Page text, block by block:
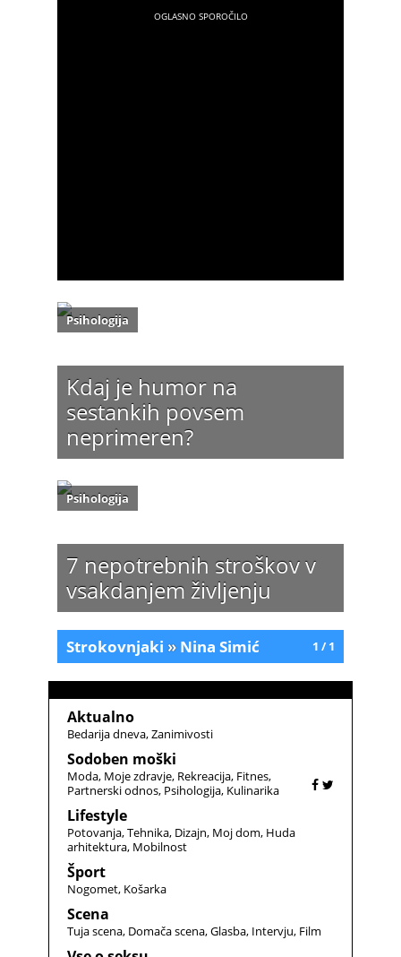
Kdaj je humor na
sestankih povsem
neprimeren?
Psihologija
7 nepotrebnih stroškov v
vsakdanjem življenju
Psihologija
1 / 1
Strokovnjaki » Nina Simić
Aktualno
Bedarija dneva Zanimivosti
Sodoben moški
Moda Moje zdravje Rekreacija Fitnes
Partnerski odnos Psihologija Kulinarika
Lifestyle
Potovanja Tehnika Dizajn Moj dom Huda
arhitektura Mobilnost
Šport
Nogomet Košarka
Scena
Tuja scena Domača scena Glasba Intervju Film